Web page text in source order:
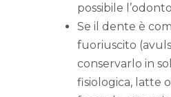
possibile
Se il dente è
fuoriuscito
conservarlo in
fisiologica, latte